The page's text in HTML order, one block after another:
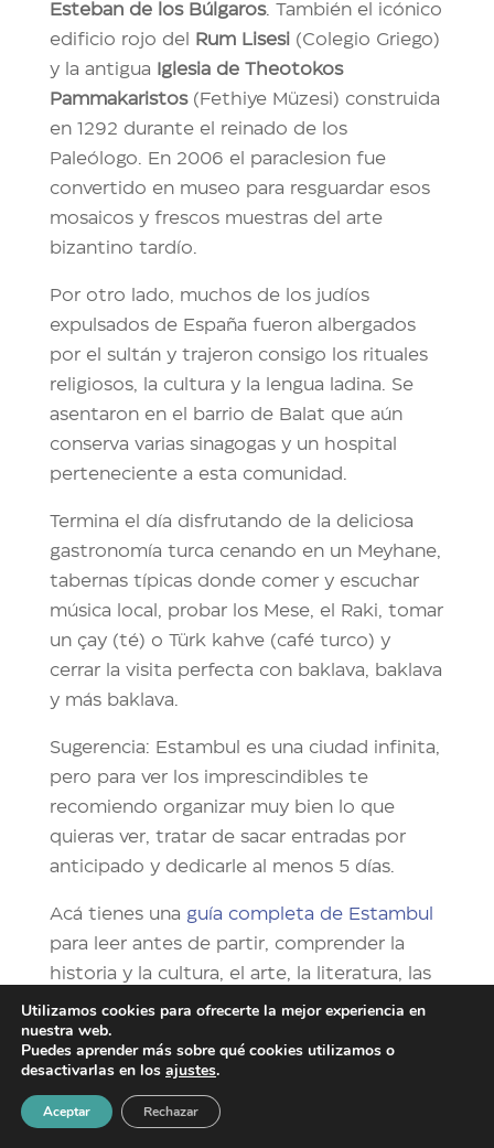
Esteban de los Búlgaros. También el icónico
edificio rojo del
Rum Lisesi (Colegio Griego)
y la antigua
Iglesia de Theotokos
Pammakaristos(Fethiye Müzesi) construida
en 1292 durante el reinado de los
Paleólogo. En 2006 el paraclesion fue
convertido en museo para resguardar esos
mosaicos y frescos muestras del arte
bizantino tardío.
Por otro lado, muchos de los judíos
expulsados de España fueron albergados
por el sultán y trajeron consigo los rituales
religiosos, la cultura y la lengua ladina. Se
asentaron en el barrio de Balat que aún
conserva varias sinagogas y un hospital
perteneciente a esta comunidad.
Termina el día disfrutando de la deliciosa
gastronomía turca cenando en un Meyhane,
tabernas típicas donde comer y escuchar
música local, probar los Mese, el Raki, tomar
un çay (té) o Türk kahve (café turco) y
cerrar la visita perfecta con baklava, baklava
y más baklava.
Sugerencia: Estambul es una ciudad infinita,
pero para ver los imprescindibles te
recomiendo organizar muy bien lo que
quieras ver, tratar de sacar entradas por
anticipado y dedicarle al menos 5 días.
Acá tienes una guía completa de Estambul
para leer antes de partir, comprender la
historia y la cultura, el arte, la literatura, las
series y peliculas
que cuentan esta ciudad.
Ademas toda la información práctica para
organizar tu viaje. Te advierto, si aún no te
convencí con todo lo que hay que ver en
esta ciudad hechizante, esta guía de
Utilizamos cookies para ofrecerte la mejor experiencia en
nuestra web.
Puedes aprender más sobre qué cookies utilizamos o
desactivarlas en los ajustes.
Aceptar Rechazar